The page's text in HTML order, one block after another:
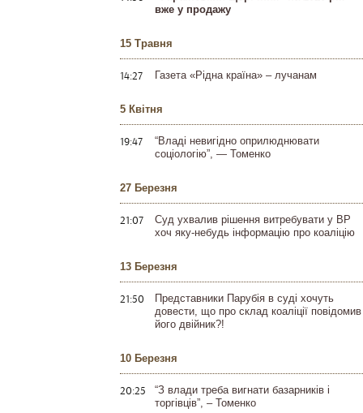
вже у продажу
15 Травня
14:27 Газета «Рідна країна» – лучанам
5 Квітня
19:47
“Владі невигідно оприлюднювати
соціологію”, — Томенко
27 Березня
21:07
Суд ухвалив рішення витребувати у ВР
хоч яку-небудь інформацію про коаліцію
13 Березня
21:50
Представники Парубія в суді хочуть
довести, що про склад коаліції повідомив
його двійник?!
10 Березня
20:25
“З влади треба вигнати базарників і
торгівців”, – Томенко